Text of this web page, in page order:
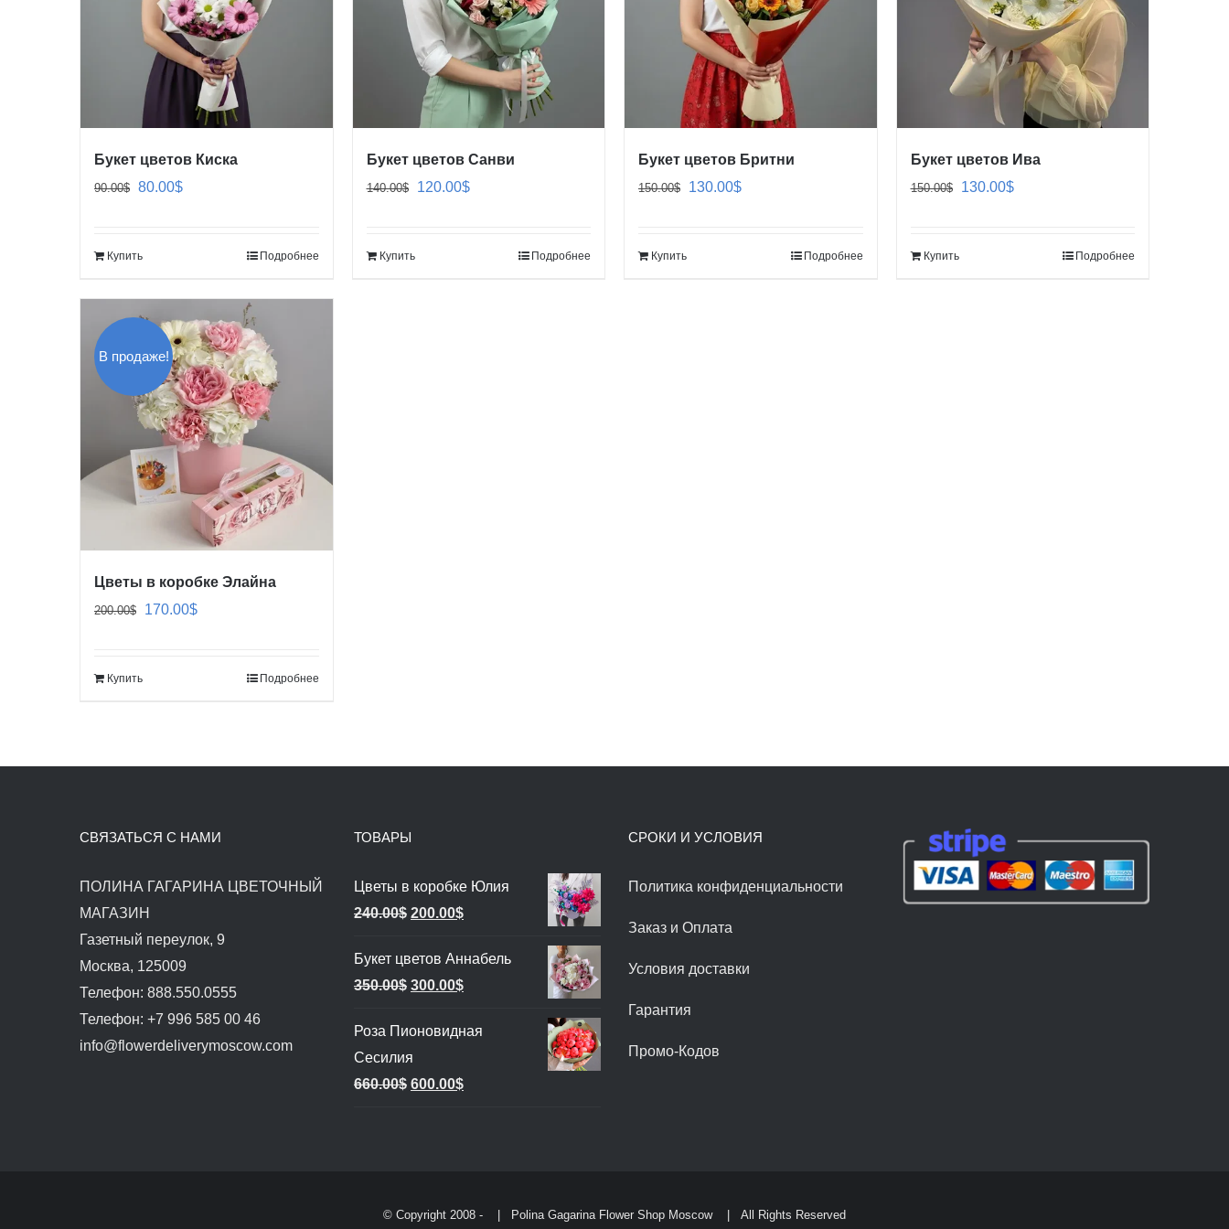
Букет цветов Киска
90.00$ Первоначальная
80.00$Текущая
Купить Подробнее
Букет цветов Санви
140.00$
Первоначальная
120.00$Текущая
Купить Подробнее
Букет цветов Бритни
150.00$
Первоначальная
130.00$Текущая
Купить Подробнее
Букет цветов Ива
150.00$
Первоначальная
130.00$Текущая
Купить Подробнее
В продаже!
Цветы в коробке Элайна
200.00$
Первоначальная
170.00$Текущая
Купить Подробнее
СВЯЗАТЬСЯ С НАМИ
ПОЛИНА ГАГАРИНА ЦВЕТОЧНЫЙ
МАГАЗИН
Газетный переулок, 9
Москва, 125009
Телефон: 888.550.0555
Телефон: +7 996 585 00 46
info@flowerdeliverymoscow.com
ТОВАРЫ
Цветы в коробке Юлия
240.00$ Первоначальная
составляла
240.00$.
200.00$Текущая
200.00$.
Букет цветов Аннабель
350.00$ Первоначальная
составляла
350.00$.
300.00$Текущая
300.00$.
Роза Пионовидная
Сесилия
660.00$ Первоначальная
600.00$Текущая
СРОКИ И УСЛОВИЯ
Политика конфиденциальности
Заказ и Оплата
Условия доставки
Гарантия
Промо-Кодов
© Copyright 2008 - | Polina Gagarina Flower Shop Moscow | All Rights Reserved